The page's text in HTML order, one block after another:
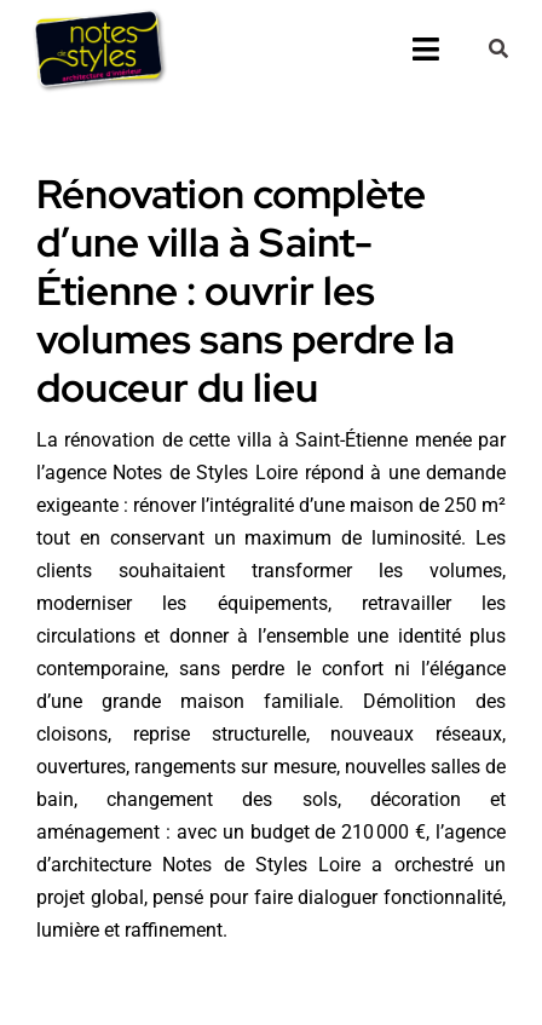
Passer
contenu
Toggle
Nos 25
Nos
Presse
Demander un
Contact
Rénovation complète
d’une villa à Saint-
Étienne : ouvrir les
volumes sans perdre la
douceur du lieu
La rénovation de cette villa à Saint-Étienne menée par
l’agence Notes de Styles Loire répond à une demande
exigeante : rénover l’intégralité d’une maison de 250 m²
tout en conservant un maximum de luminosité. Les
clients souhaitaient transformer les volumes,
moderniser les équipements, retravailler les
circulations et donner à l’ensemble une identité plus
contemporaine, sans perdre le confort ni l’élégance
d’une grande maison familiale. Démolition des
cloisons, reprise structurelle, nouveaux réseaux,
ouvertures, rangements sur mesure, nouvelles salles de
bain, changement des sols, décoration et
aménagement : avec un budget de 210 000 €, l’agence
d’architecture Notes de Styles Loire a orchestré un
projet global, pensé pour faire dialoguer fonctionnalité,
lumière et raffinement.